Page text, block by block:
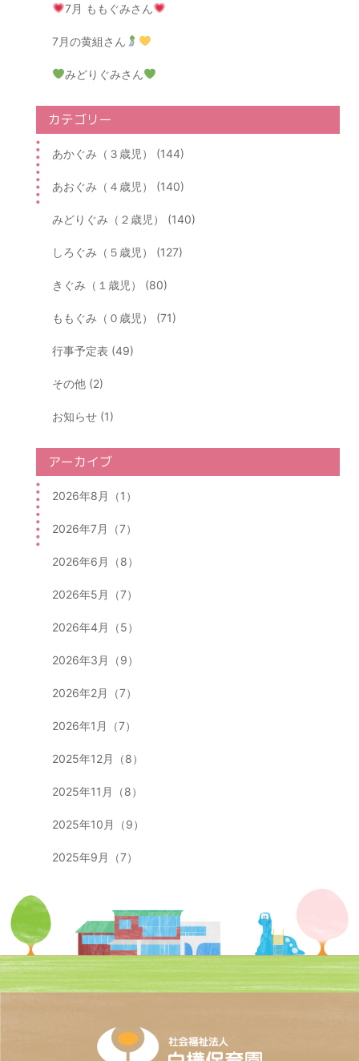
7月 ももぐみさん
7月の黄組さん
みどりぐみさん
カテゴリー
あかぐみ（３歳児） (144)
あおぐみ（４歳児） (140)
みどりぐみ（２歳児） (140)
しろぐみ（５歳児） (127)
きぐみ（１歳児） (80)
ももぐみ（０歳児） (71)
行事予定表 (49)
その他 (2)
お知らせ (1)
アーカイブ
2026年8月（1）
2026年7月（7）
2026年6月（8）
2026年5月（7）
2026年4月（5）
2026年3月（9）
2026年2月（7）
2026年1月（7）
2025年12月（8）
2025年11月（8）
2025年10月（9）
2025年9月（7）